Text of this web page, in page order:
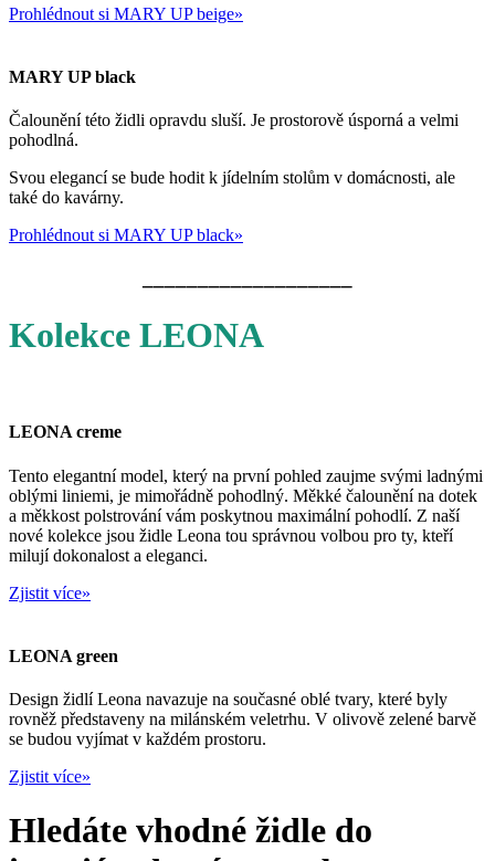
Prohlédnout si MARY UP beige»
MARY UP black
Čalounění této židli opravdu sluší. Je prostorově úsporná a velmi
pohodlná.
Svou elegancí se bude hodit k jídelním stolům v domácnosti, ale
také do kavárny.
Prohlédnout si MARY UP black»
Kolekce LEONA
LEONA creme
Tento elegantní model, který na první pohled zaujme svými ladnými
oblými liniemi, je mimořádně pohodlný. Měkké čalounění na dotek
a měkkost polstrování vám poskytnou maximální pohodlí. Z naší
nové kolekce jsou židle Leona tou správnou volbou pro ty, kteří
milují dokonalost a eleganci.
Zjistit více»
LEONA green
Design židlí Leona navazuje na současné oblé tvary, které byly
rovněž představeny na milánském veletrhu. V olivově zelené barvě
se budou vyjímat v každém prostoru.
Zjistit více»
Hledáte vhodné židle do